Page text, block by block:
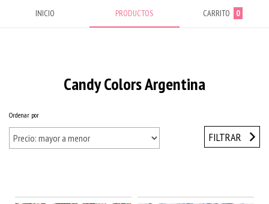
INICIO PRODUCTOS CARRITO 0
Candy Colors Argentina
Inicio / Bombones de chocolate, Chocolatines y Monedas
Ordenar por
FILTRAR